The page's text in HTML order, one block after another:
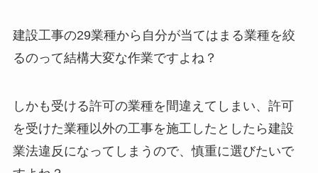
建設工事の29業種から自分が当てはまる業種を絞
るのって結構大変な作業ですよね？
しかも受ける許可の業種を間違えてしまい、許可
を受けた業種以外の工事を施工したとしたら建設
業法違反になってしまうので、慎重に選びたいで